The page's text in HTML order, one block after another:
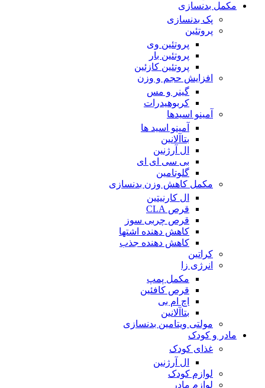
مکمل بدنسازی
پک بدنسازی
پروتئین
پروتئین وی
پروتئین بار
پروتئین کازئین
افزایش حجم و وزن
گینر و مس
کربوهیدرات
آمینو اسیدها
آمینو اسید ها
بتاآلانین
ال آرژنین
بی سی ای ای
گلوتامین
مکمل کاهش وزن بدنسازی
ال کارنیتین
قرص CLA
قرص چربی سوز
کاهش دهنده اشتها
کاهش دهنده جذب
کراتین
انرژی زا
مکمل پمپ
قرص کافئین
اچ ام بی
بتاآلانین
مولتی ویتامین بدنسازی
مادر و کودک
غذای کودک
ال آرژنین
لوازم کودک
لوازم مادر